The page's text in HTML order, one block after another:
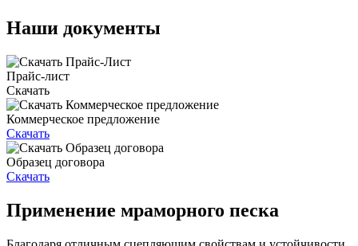
Наши документы
Прайс-лист
Скачать
Коммерческое предложение
Скачать
Образец договора
Скачать
Применение мраморного песка